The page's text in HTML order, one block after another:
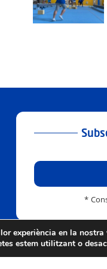
Divendres
d’Agost
*
Granollers
experiència en la nostra
estem utilitzant o